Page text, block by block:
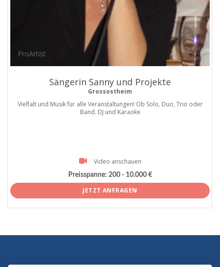
ProArtist
Sängerin Sanny und Projekte
Grossostheim
Vielfalt und Musik für alle Veranstaltungen! Ob Solo, Duo, Trio oder
Band. DJ und Karaoke
Video anschauen
Preisspanne: 200 - 10.000 €
JETZT ANFRAGEN